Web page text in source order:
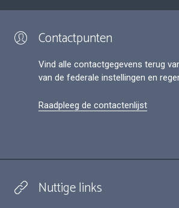
Contactpunten
Vind alle contactgegevens terug
van de federale instellingen en
Raadpleeg de contactenlijst
Nuttige links